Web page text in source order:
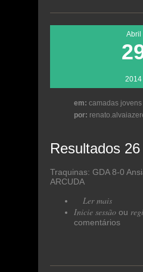
Abril
2014
em: camadas jovens
por:
Resultados
Traquinas: GDA 8-0
ARCUDA
Ler mais
abril
Inicie sessão ou
comentários